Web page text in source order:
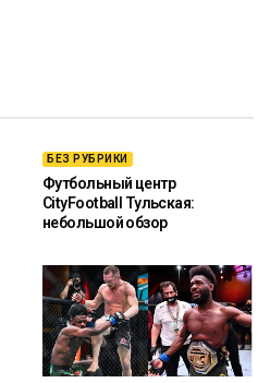
БЕЗ РУБРИКИ
Футбольный центр
CityFootball Тульская:
небольшой обзор